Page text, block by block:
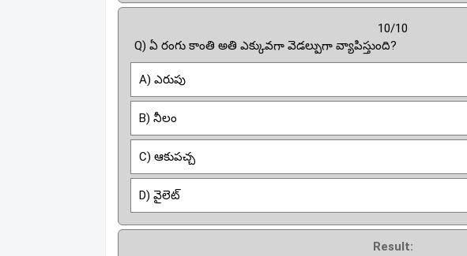
10/10
Q) ఏ రంగు కాంతి అతి ఎక్కువగా వెడల్పుగా వ్యాపిస్తుంది?
A) ఎరుపు
B) నీలం
C) ఆకుపచ్చ
D) వైలెట్
Result: